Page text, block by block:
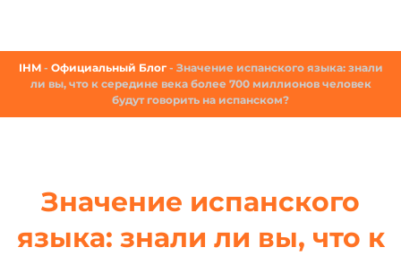
IHM - Официальный Блог - Значение испанского языка: знали
ли вы, что к середине века более 700 миллионов человек
будут говорить на испанском?
Значение испанского
языка: знали ли вы, что к